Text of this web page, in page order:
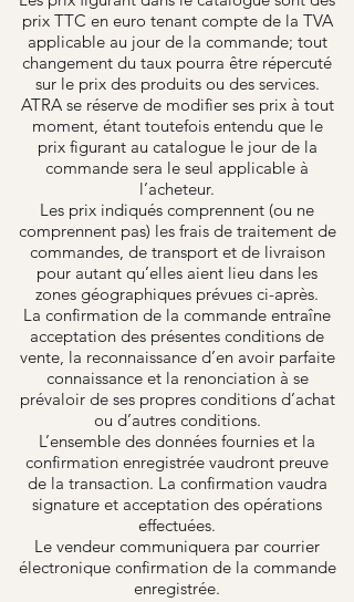
prix TTC en euro tenant compte de la TVA
applicable au jour de la commande; tout
changement du taux pourra être répercuté
sur le prix des produits ou des services.
ATRA se réserve de modifier ses prix à tout
moment, étant toutefois entendu que le
prix figurant au catalogue le jour de la
commande sera le seul applicable à
l’acheteur.
Les prix indiqués comprennent (ou ne
comprennent pas) les frais de traitement de
commandes, de transport et de livraison
pour autant qu’elles aient lieu dans les
zones géographiques prévues ci-après.
La confirmation de la commande entraîne
acceptation des présentes conditions de
vente, la reconnaissance d’en avoir parfaite
connaissance et la renonciation à se
prévaloir de ses propres conditions d’achat
ou d’autres conditions.
L’ensemble des données fournies et la
confirmation enregistrée vaudront preuve
de la transaction. La confirmation vaudra
signature et acceptation des opérations
effectuées.
Le vendeur communiquera par courrier
électronique confirmation de la commande
enregistrée.